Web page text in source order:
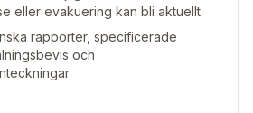
eller evakuering kan bli aktuellt
rapporter, specificerade
och